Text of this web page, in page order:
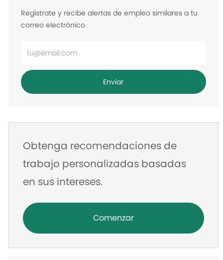
Regístrate y recibe alertas de empleo similares a tu
correo electrónico
dirección
de
Enviar
Obtenga recomendaciones de
trabajo personalizadas basadas
en sus intereses.
Comenzar